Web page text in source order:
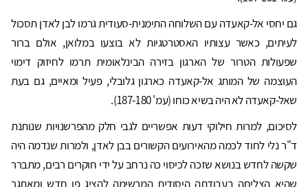
גם יחסי אל-קאעדה עם השלוחה התימנית-סעודית גרמו לבן לאדן תסכול
לעיתים, כאשר עצותיו האסטרטגיות לא בוצעו במלואן, אולם ברור
שפעולות הטרור של הארגון בזירה הבינלאומית תרמו לחיזוק דימוי
העוצמה של המותג אל-קאעדה כארגון גלובלי, פעיל ומאיים, גם בעת
שאל-קאעדה לא היה בשיא כוחו (עמ' 187-180).
לסיכום, למרות חילוקי דעות אפשריים לגבי חלק מהפרשנויות שנותנת
ד"ר נלי לחוד לכמה מהאירועים הקשורים בבן לאדן, ולמרות שנדמה היה
שקשה לחדש בנושא שזכה לכיסוי כה נרחב על ידי חוקרים רבים, מתברר
שהיא הצליחה בעבודתה היסודית המרשימה להציג פן חדש ומאתגר